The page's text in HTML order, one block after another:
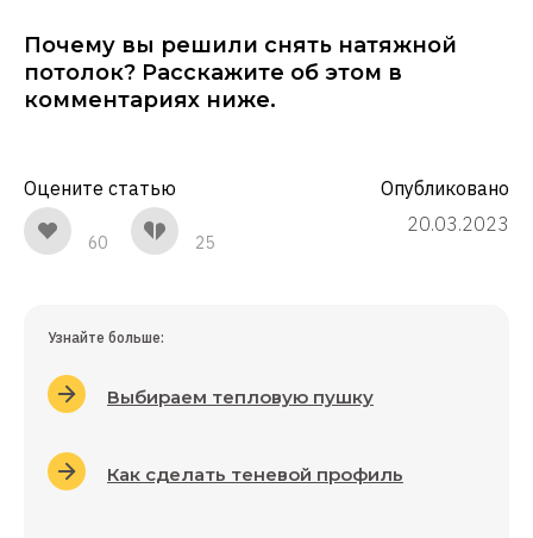
Почему вы решили снять натяжной
потолок? Расскажите об этом в
комментариях ниже.
Оцените статью
60 25
Опубликовано
20.03.2023
Узнайте больше:
Выбираем тепловую пушку
Как сделать теневой профиль